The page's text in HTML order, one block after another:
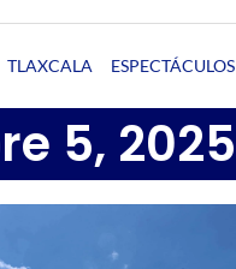
TLAXCALA ESPECTÁCULOS
5, 2025